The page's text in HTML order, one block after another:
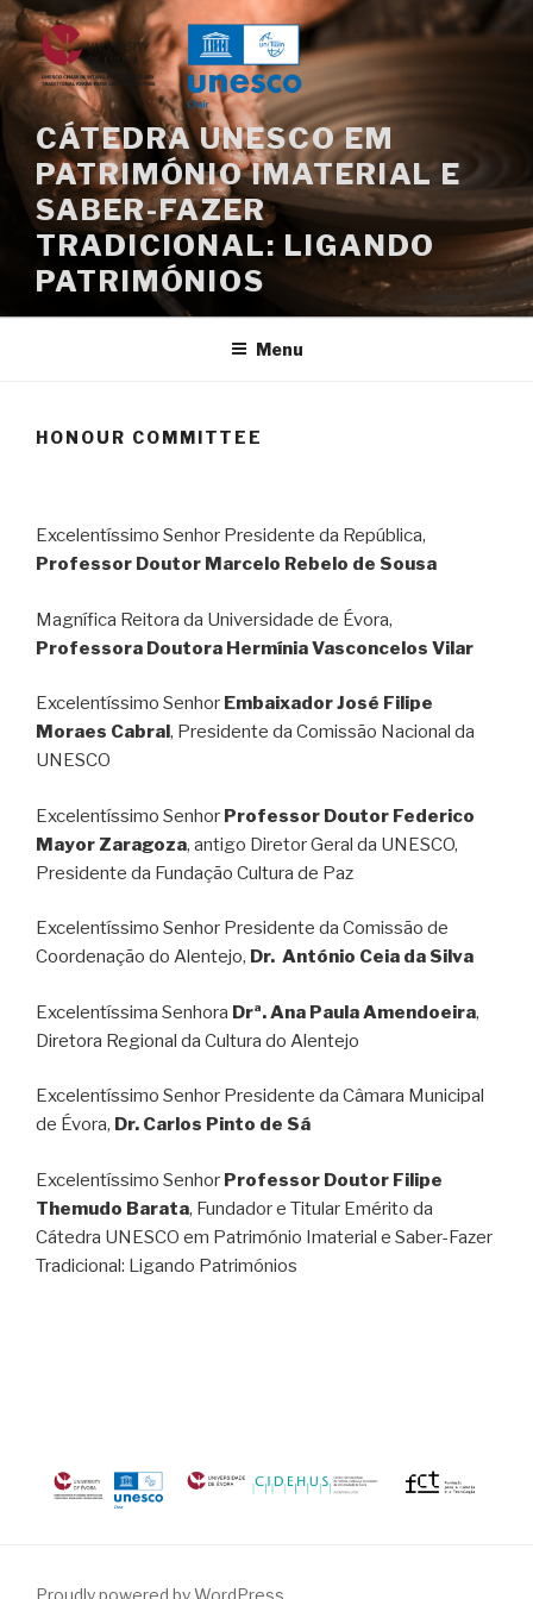
Skip
to
content
CÁTEDRA UNESCO EM
PATRIMÓNIO IMATERIAL E
SABER-FAZER
TRADICIONAL: LIGANDO
PATRIMÓNIOS
Menu
HONOUR COMMITTEE
Excelentíssimo Senhor Presidente da República,
Professor Doutor Marcelo Rebelo de Sousa
Magnífica Reitora da Universidade de Évora,
Professora Doutora Hermínia Vasconcelos Vilar
Excelentíssimo Senhor Embaixador José Filipe
Moraes Cabral , Presidente da Comissão Nacional da
UNESCO
Excelentíssimo Senhor Professor Doutor Federico
Mayor Zaragoza, antigo Diretor Geral da UNESCO,
Presidente da Fundação Cultura de Paz
Excelentíssimo Senhor Presidente da Comissão de
Coordenação do Alentejo, Dr. António Ceia da Silva
Excelentíssima Senhora Drª. Ana Paula Amendoeira,
Diretora Regional da Cultura do Alentejo
Excelentíssimo Senhor Presidente da Câmara Municipal
de Évora, Dr. Carlos Pinto de Sá
Excelentíssimo Senhor Professor Doutor Filipe
Themudo Barata, Fundador e Titular Emérito da
Cátedra UNESCO em Património Imaterial e Saber-Fazer
Tradicional: Ligando Patrimónios
Proudly powered by WordPress